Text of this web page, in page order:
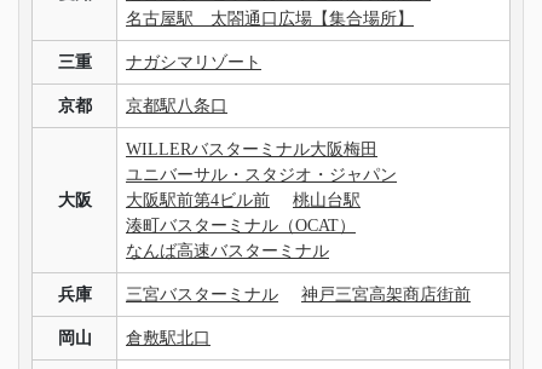
名古屋駅 太閤通口広場【集合場所】
三重 ナガシマリゾート
京都 京都駅八条口
大阪
WILLERバスターミナル大阪梅田
ユニバーサル・スタジオ・ジャパン
大阪駅前第4ビル前
桃山台駅
湊町バスターミナル（OCAT）
なんば高速バスターミナル
兵庫 三宮バスターミナル 神戸三宮高架商店街前
岡山 倉敷駅北口